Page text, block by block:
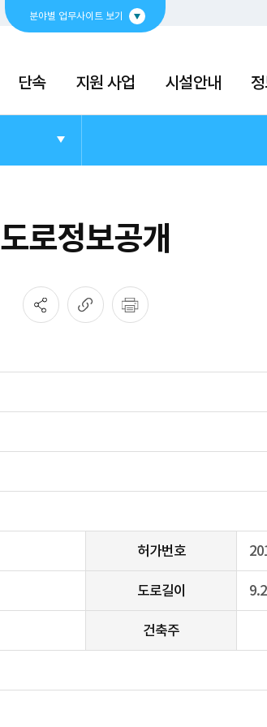
단속 지원 사업 시설안내
분야별 업무사이트 보기
도로정보공개
허가번호
도로길이
건축주